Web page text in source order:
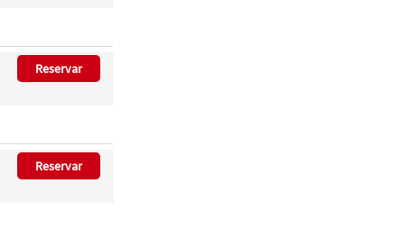
Reservar
Reservar